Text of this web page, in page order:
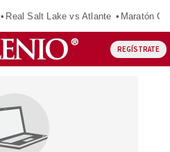
Real Salt Lake vs Atlante Maratón
REGÍSTRATE